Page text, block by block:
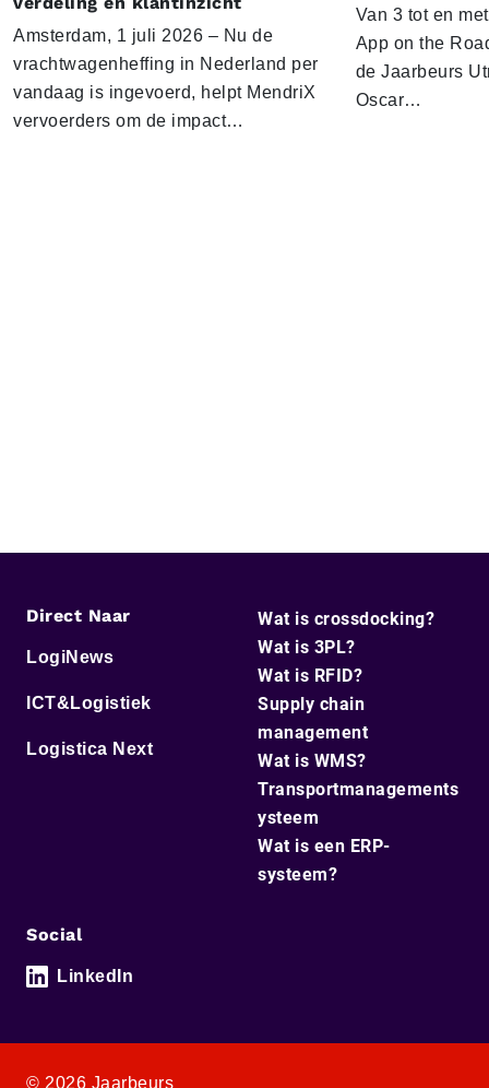
Amsterdam, 1 juli 2026 – Nu de
vrachtwagenheffing in Nederland per
vandaag is ingevoerd, helpt MendriX
vervoerders om de impact…
Van 3 tot en
App on the
de Jaarbeurs
Oscar…
Direct Naar
LogiNews
ICT&Logistiek
Logistica Next
Wat is crossdocking?
Wat is 3PL?
Wat is RFID?
Supply chain
management
Wat is WMS?
Transportmanagements
ysteem
Wat is een ERP-
systeem?
Social
LinkedIn
© 2026 Jaarbeurs